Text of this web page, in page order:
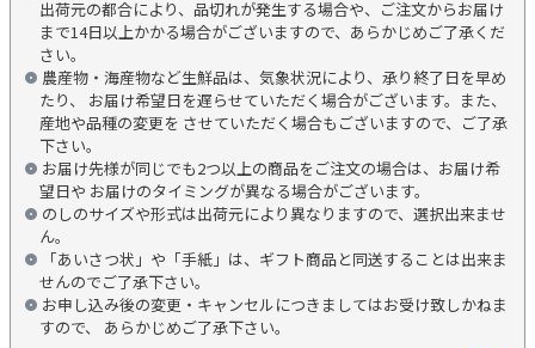
出荷元の都合により、品切れが発生する場合や、ご注文からお届け
まで14日以上かかる場合がございますので、あらかじめご了承くだ
さい。
農産物・海産物など生鮮品は、気象状況により、承り終了日を早め
たり、 お届け希望日を遅らせていただく場合がございます。また、
産地や品種の変更を させていただく場合もございますので、ご了承
下さい。
お届け先様が同じでも2つ以上の商品をご注文の場合は、お届け希
望日や お届けのタイミングが異なる場合がございます。
のしのサイズや形式は出荷元により異なりますので、選択出来ませ
ん。
「あいさつ状」や「手紙」は、ギフト商品と同送することは出来ま
せんのでご了承下さい。
お申し込み後の変更・キャンセルにつきましてはお受け致しかねま
すので、 あらかじめご了承下さい。